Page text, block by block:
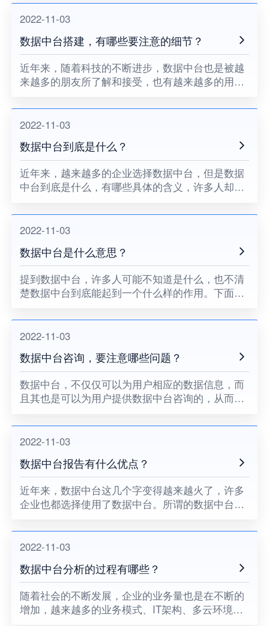
来给大家简单的介绍一下，保险数据中台，有什么
特点。
2022-11-03
数据中台搭建，有哪些要注意的细节？
近年来，随着科技的不断进步，数据中台也是被越
来越多的朋友所了解和接受，也有越来越多的用户
哪些特点呢？下面小编就来给大家简单的介绍一
下。
2022-11-03
数据中台到底是什么？
近年来，越来越多的企业选择数据中台，但是数据
中台到底是什么，有哪些具体的含义，许多人却并
据技术、收集、计算以及存储等，根据统一标准，
来进行数据的统一。从而形
2022-11-03
数据中台是什么意思？
提到数据中台，许多人可能不知道是什么，也不清
楚数据中台到底能起到一个什么样的作用。下面小
思。在进行选择的时侯，要注意哪些细节问题。
2022-11-03
数据中台咨询，要注意哪些问题？
数据中台，不仅仅可以为用户相应的数据信息，而
且其也是可以为用户提供数据中台咨询的，从而也
咨询，要注意哪些问题呢？下面小编就来给大家简
单的介绍一下。
2022-11-03
数据中台报告有什么优点？
近年来，数据中台这几个字变得越来越火了，许多
企业也都选择使用了数据中台。所谓的数据中台，
而可以更好的使企业数据持续化的使用，可以说是
一种战略组织和选择的形式
2022-11-03
数据中台分析的过程有哪些？
随着社会的不断发展，企业的业务量也是在不断的
增加，越来越多的业务模式、IT架构、多云环境的